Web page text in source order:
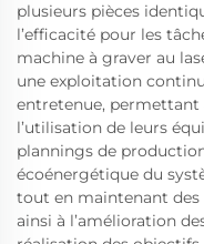
plusieurs pièces
l’efficacité pour les
machine à graver au
une exploitation
entretenue, permettant
l’utilisation de leurs
plannings de
écoénergétique du
tout en maintenant des
ainsi à l’amélioration